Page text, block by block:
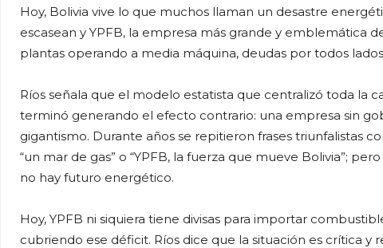
Hoy, Bolivia vive lo que muchos llaman un desastre
escasean y YPFB, la empresa más grande y emblemática
plantas operando a media máquina, deudas por todos
Ríos señala que el modelo estatista que centralizó toda la
terminó generando el efecto contrario: una empresa sin
gigantismo. Durante años se repitieron frases triunfalistas
“un mar de gas” o “YPFB, la fuerza que mueve Bolivia”;
no hay futuro energético.
Hoy, YPFB ni siquiera tiene divisas para importar
cubriendo ese déficit. Ríos dice que la situación es crítica y